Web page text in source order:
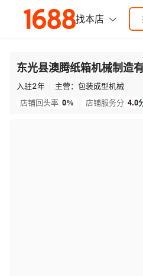
东光县澳腾纸箱机械制造
入驻2年 主营： 包装成型机械
店铺回头率 0% 店铺服务分 4.0